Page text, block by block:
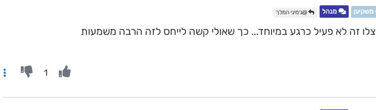
מנהל @ג׳מיני המלך
זה לא פעיל כרגע במיוחד... כך שאולי קשה לייחס לזה הרבה משמעות
1